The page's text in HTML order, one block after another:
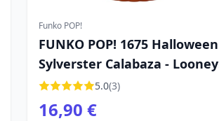
Funko POP!
FUNKO POP! 1675 Halloween
Sylverster Calabaza - Looney
Tunes
5.0(3)
16,90 €